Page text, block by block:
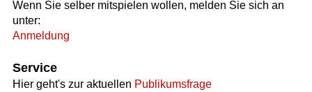
Wenn Sie selber mitspielen wollen, melden Sie sich an
unter:
Anmeldung
Service
Hier geht's zur aktuellen Publikumsfrage